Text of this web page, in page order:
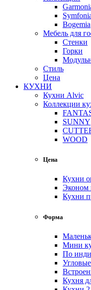
Bogemia
Мебель для
Стенки
Горки
Стиль
Цена
КУХНИ
Кухни Alvic
Коллекции
SUNNY
WOOD
Цена
Кухни
Эконом
Кухни
Форма
Мини
По
Кухня